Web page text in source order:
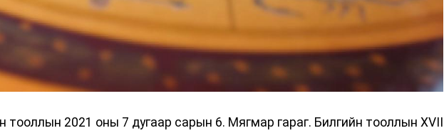
тооллын 2021 оны 7 дугаар сарын 6. Мягмар гараг. Билгийн тооллын XVII